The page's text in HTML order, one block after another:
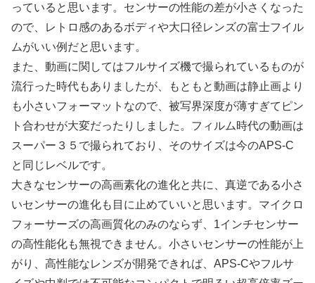
っていると思います。センサーの性能の差が小さくなった
ので、レトロ感のあるボディや大口径レンズの富士フイル
ムがいい例だと思います。
また、動画に関してはフルサイズ機で撮られているものが
流行った時代もありましたが、もともと動画は静止画より
も小さいフォーマットなので、被写界深度が薄すぎてピン
ト合わせが大変だったりしました。フィルム時代の動画は
スーパー３５で撮られており、そのサイズは今のAPS-C
と同じレベルです。
大きなセンサーの高画素化の進化と共に、真逆である小さ
いセンサーの進化も目に止めていいと思います。マイクロ
フォーサーズの高画質化のみのならず、1インチセンサー
の高性能化も無視できません。小さいセンサーの性能が上
がり、高性能なレンズが開発できれば、APS-Cやフルサ